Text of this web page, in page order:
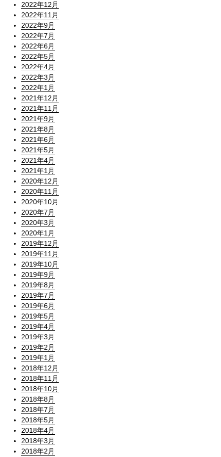
2022年12月
2022年11月
2022年9月
2022年7月
2022年6月
2022年5月
2022年4月
2022年3月
2022年1月
2021年12月
2021年11月
2021年9月
2021年8月
2021年6月
2021年5月
2021年4月
2021年1月
2020年12月
2020年11月
2020年10月
2020年7月
2020年3月
2020年1月
2019年12月
2019年11月
2019年10月
2019年9月
2019年8月
2019年7月
2019年6月
2019年5月
2019年4月
2019年3月
2019年2月
2019年1月
2018年12月
2018年11月
2018年10月
2018年8月
2018年7月
2018年5月
2018年4月
2018年3月
2018年2月